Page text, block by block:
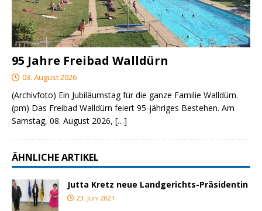
95 Jahre Freibad Walldürn
03. August 2026
(Archivfoto) Ein Jubiläumstag für die ganze Familie Walldürn.
(pm) Das Freibad Walldürn feiert 95-jähriges Bestehen. Am
Samstag, 08. August 2026, […]
ÄHNLICHE ARTIKEL
Jutta Kretz neue Landgerichts-Präsidentin
23. Juni 2021